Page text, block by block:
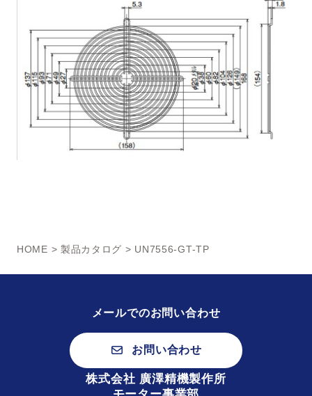
HOME > 製品カタログ > UN7556-GT-TP
メールでのお問い合わせ
お問い合わせ
株式会社 廣澤精機製作所